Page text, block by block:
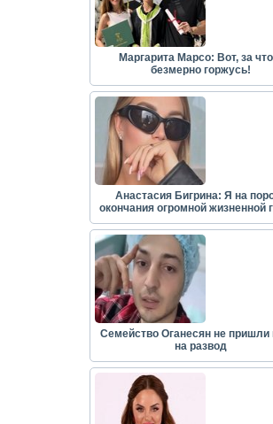
Маргарита Марсо: Вот, за
безмерно горжусь!
Анастасия Бигрина: Я на
окончания огромной жизненной
Семейство Оганесян не пришли
на развод